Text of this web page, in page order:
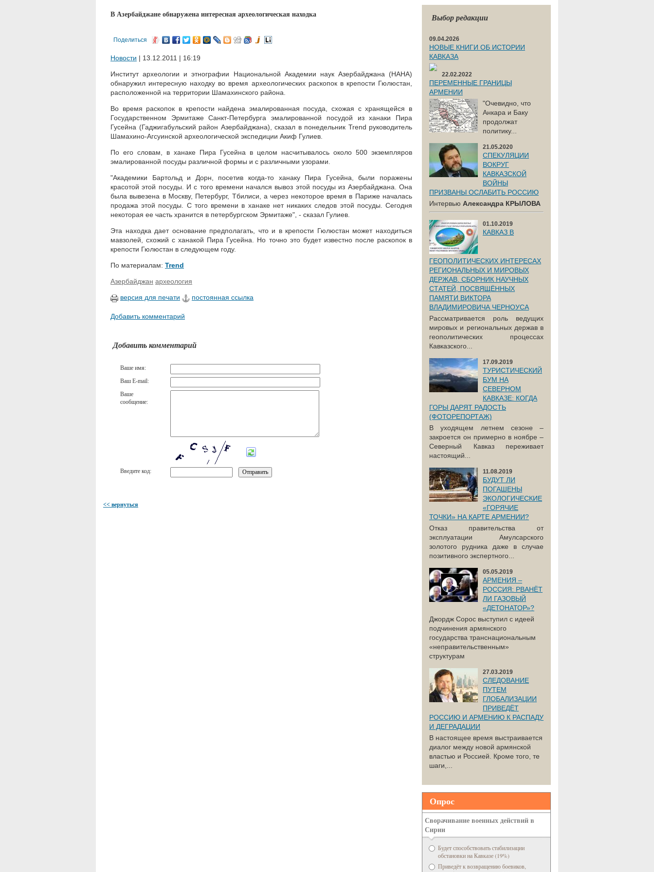
В Азербайджане обнаружена интересная археологическая находка
Поделиться
Новости | 13.12.2011 | 16:19
Институт археологии и этнографии Национальной Академии наук Азербайджана (НАНА)
обнаружил интересную находку во время археологических раскопок в крепости Гюлюстан,
расположенной на территории Шамахинского района.
Во время раскопок в крепости найдена эмалированная посуда, схожая с хранящейся в
Государственном Эрмитаже Санкт-Петербурга эмалированной посудой из ханаки Пира
Гусейна (Гаджигабульский район Азербайджана), сказал в понедельник Trend руководитель
Шамахино-Агсуинской археологической экспедиции Акиф Гулиев.
По его словам, в ханаке Пира Гусейна в целом насчитывалось около 500 экземпляров
эмалированной посуды различной формы и с различными узорами.
"Академики Бартольд и Дорн, посетив когда-то ханаку Пира Гусейна, были поражены
красотой этой посуды. И с того времени начался вывоз этой посуды из Азербайджана. Она
была вывезена в Москву, Петербург, Тбилиси, а через некоторое время в Париже началась
продажа этой посуды. С того времени в ханаке нет никаких следов этой посуды. Сегодня
некоторая ее часть хранится в петербургском Эрмитаже", - сказал Гулиев.
Эта находка дает основание предполагать, что и в крепости Гюлюстан может находиться
мавзолей, схожий с ханакой Пира Гусейна. Но точно это будет известно после раскопок в
крепости Гюлюстан в следующем году.
По материалам: Trend
Азербайджан археология
версия для печати постоянная ссылка
Добавить комментарий
Добавить комментарий
Ваше имя:
Ваш E-mail:
Ваше
сообщение:
Введите код:
<< вернуться
Выбор редакции
09.04.2026
НОВЫЕ КНИГИ ОБ ИСТОРИИ
КАВКАЗА
22.02.2022
ПЕРЕМЕННЫЕ ГРАНИЦЫ
АРМЕНИИ
"Очевидно, что
Анкара и Баку
продолжат
политику...
21.05.2020
СПЕКУЛЯЦИИ
ВОКРУГ
КАВКАЗСКОЙ
ВОЙНЫ
ПРИЗВАНЫ ОСЛАБИТЬ РОССИЮ
Интервью Александра КРЫЛОВА
01.10.2019
КАВКАЗ В
ГЕОПОЛИТИЧЕСКИХ ИНТЕРЕСАХ
РЕГИОНАЛЬНЫХ И МИРОВЫХ
ДЕРЖАВ. СБОРНИК НАУЧНЫХ
СТАТЕЙ, ПОСВЯЩЁННЫХ
ПАМЯТИ ВИКТОРА
ВЛАДИМИРОВИЧА ЧЕРНОУСА
Рассматривается роль ведущих
мировых и региональных держав в
геополитических процессах
Кавказского...
17.09.2019
ТУРИСТИЧЕСКИЙ
БУМ НА
СЕВЕРНОМ
КАВКАЗЕ: КОГДА
ГОРЫ ДАРЯТ РАДОСТЬ
(ФОТОРЕПОРТАЖ)
В уходящем летнем сезоне –
закроется он примерно в ноябре –
Северный Кавказ переживает
настоящий...
11.08.2019
БУДУТ ЛИ
ПОГАШЕНЫ
ЭКОЛОГИЧЕСКИЕ
«ГОРЯЧИЕ
ТОЧКИ» НА КАРТЕ АРМЕНИИ?
Отказ правительства от
эксплуатации Амулсарского
золотого рудника даже в случае
позитивного экспертного...
05.05.2019
АРМЕНИЯ –
РОССИЯ: РВАНЁТ
ЛИ ГАЗОВЫЙ
«ДЕТОНАТОР»?
Джордж Сорос выступил с идеей
подчинения армянского
государства транснациональным
«неправительственным»
структурам
27.03.2019
СЛЕДОВАНИЕ
ПУТЕМ
ГЛОБАЛИЗАЦИИ
ПРИВЕДЁТ
РОССИЮ И АРМЕНИЮ К РАСПАДУ
И ДЕГРАДАЦИИ
В настоящее время выстраивается
диалог между новой армянской
властью и Россией. Кроме того, те
шаги,...
Опрос
Сворачивание военных действий в
Сирии
Будет способствовать стабилизации
обстановки на Кавказе (19%)
Приведёт к возвращению боевиков,